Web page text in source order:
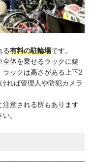
る有料の駐輪場です。
体を乗せるラックに鍵
ックは高さがある上下2
れば管理人や防犯カメラ
意される所もあります
。